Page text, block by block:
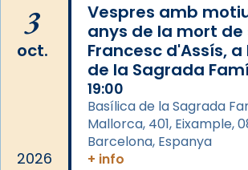
3
oct.
2026
Vespres amb
anys de la mort de
Francesc d'Assís,
de la Sagrada
19:00
Basílica de la Sagrada
Mallorca, 401, Eixample,
Barcelona, Espanya
+ info